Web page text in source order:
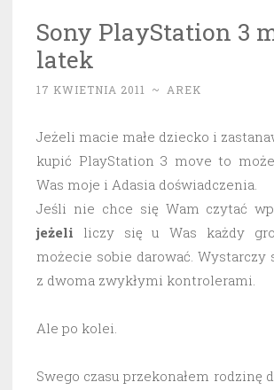
Sony PlayStation 3
latek
17 KWIETNIA 2011 ~ AREK
Jeżeli macie małe dziecko i
kupić PlayStation 3 move to
Was moje i Adasia doświadczenia.
Jeśli nie chce się Wam czytać
jeżeli liczy się u Was każdy
możecie sobie darować. Wystarczy
z dwoma zwykłymi kontrolerami.
Ale po kolei.
Swego czasu przekonałem rodzinę